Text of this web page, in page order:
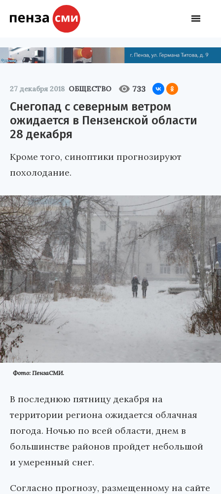
27 декабря 2018 ОБЩЕСТВО 733
Снегопад с северным ветром
ожидается в Пензенской области
28 декабря
Кроме того, синоптики прогнозируют
похолодание.
Фото: ПензаСМИ.
В последнюю пятницу декабря на
территории региона ожидается облачная
погода. Ночью по всей области, днем в
большинстве районов пройдет небольшой
и умеренный снег.
Согласно прогнозу, размещенному на сайте